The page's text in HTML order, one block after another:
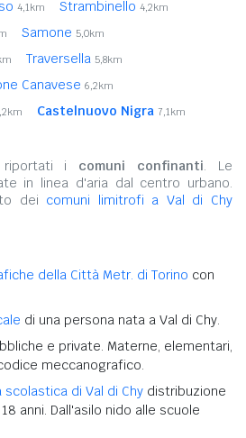
4,1km Strambinello 4,2km
Samone 5,0km
Traversella 5,8km
Canavese 6,2km
Castelnuovo Nigra 7,1km
i comuni confinanti. Le
in linea d'aria dal centro urbano.
dei comuni limitrofi a Val di Chy
della Città Metr. di Torino con
di una persona nata a Val di Chy.
e private. Materne, elementari,
meccanografico.
di Val di Chy distribuzione
anni. Dall'asilo nido alle scuole